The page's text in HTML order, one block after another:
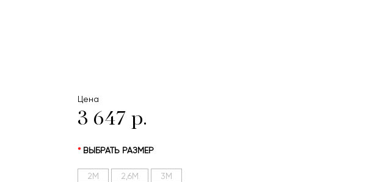
Цена
3 647 р.
ВЫБРАТЬ РАЗМЕР
2М 2,6М 3М